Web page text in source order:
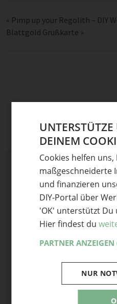
« Pimp up your Regolith – DIY
Blattgold Grußkarte »
Schreibe einen
Deine E-Mail-Adresse wird
Erforderliche Felder sind mit
Kommentar*
DEINEM
Cookies helfen uns,
maßgeschneiderte
und finanzieren
DIY-Portal über
'OK' unterstützt Du
Hier findest du
PARTNER ANZEIGEN
NUR